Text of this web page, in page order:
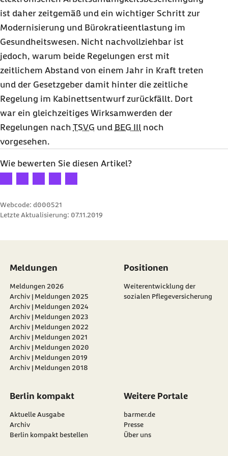
ist daher zeitgemäß und ein wichtiger Schritt zur
Modernisierung und Bürokratieentlastung im
Gesundheitswesen. Nicht nachvollziehbar ist
jedoch, warum beide Regelungen erst mit
zeitlichem Abstand von einem Jahr in Kraft treten
und der Gesetzgeber damit hinter die zeitliche
Regelung im Kabinettsentwurf zurückfällt. Dort
war ein gleichzeitiges Wirksamwerden der
Regelungen nach TSVG und BEG III noch
vorgesehen.
Wie bewerten Sie diesen Artikel?
Ihre Bewertung: 1 Stern
Ihre Bewertung: 2 Sterne
Ihre Bewertung: 3 Sterne
Ihre Bewertung: 4 Sterne
Ihre Bewertung: 5 Sterne
Webcode: d000521
Letzte Aktualisierung: 07.11.2019
Meldungen
Meldungen 2026
Archiv | Meldungen 2025
Archiv | Meldungen 2024
Archiv | Meldungen 2023
Archiv | Meldungen 2022
Archiv | Meldungen 2021
Archiv | Meldungen 2020
Archiv | Meldungen 2019
Archiv | Meldungen 2018
Positionen
Weiterentwicklung der
sozialen Pflegeversicherung
Berlin kompakt
Aktuelle Ausgabe
Archiv
Berlin kompakt bestellen
Weitere Portale
barmer.de
Presse
Über uns